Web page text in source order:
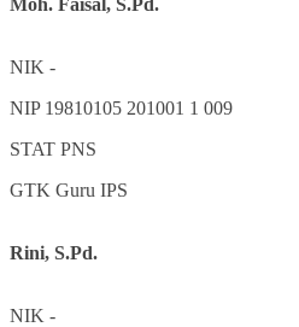
NIK -
NIP 19810105 201001 1 009
STAT PNS
GTK Guru IPS
Rini, S.Pd.
NIK -